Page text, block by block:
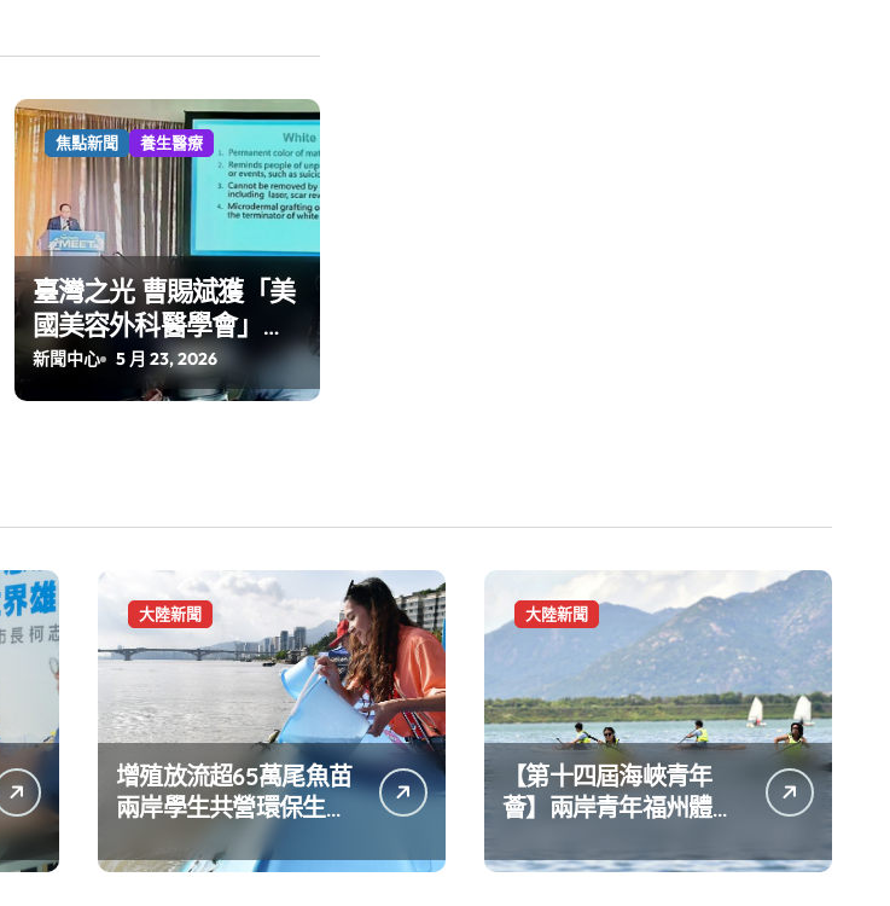
焦點新聞 養生醫療
臺灣之光 曹賜斌獲「美
國美容外科醫學會」之
邀 發表治療白疤專題演
講 聚焦臺灣隊 展現精湛
新聞中心 5 月 23, 2026
大陸新聞
增殖放流超65萬尾魚苗
兩岸學生共營環保生態
大陸新聞
【第十四屆海峽青年
薈】兩岸青年福州體驗